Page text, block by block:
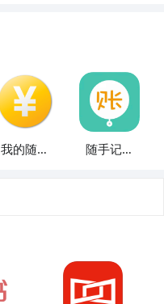
我的随手
随手记账